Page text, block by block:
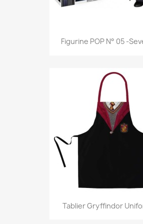
Figurine POP N° 05 -
Tablier Gryffindor